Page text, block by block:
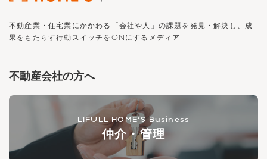
不動産業・住宅業にかかわる「会社や人」の課題を発見・解決し、 成
果をもたらす行動スイッチを ON にするメディア
不動産会社の方へ
LIFULL HOME'S Business
仲介・管理